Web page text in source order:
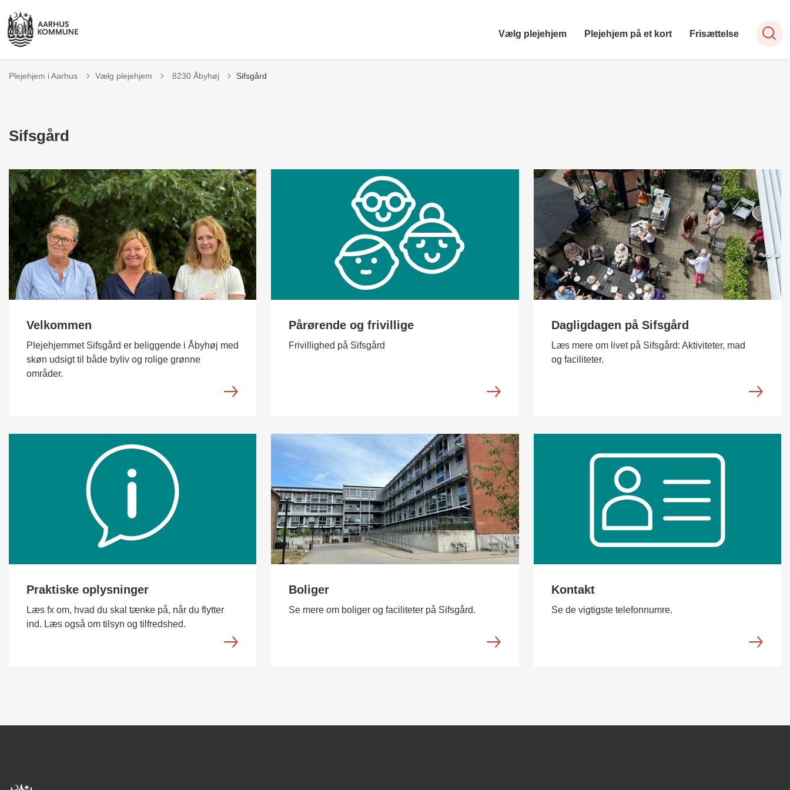
Vælg plejehjem Plejehjem på et kort Frisættelse
Plejehjem i Aarhus Vælg plejehjem Tilbage til
8230 Åbyhøj Sifsgård
Sifsgård
Velkommen
Plejehjemmet Sifsgård er beliggende i Åbyhøj med
skøn udsigt til både byliv og rolige grønne
områder.
Pårørende og frivillige
Frivillighed på Sifsgård
Dagligdagen på Sifsgård
Læs mere om livet på Sifsgård: Aktiviteter, mad
og faciliteter.
Praktiske oplysninger
Læs fx om, hvad du skal tænke på, når du flytter
ind. Læs også om tilsyn og tilfredshed.
Boliger
Se mere om boliger og faciliteter på Sifsgård.
Kontakt
Se de vigtigste telefonnumre.